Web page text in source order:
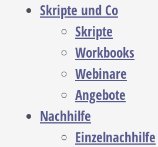
Skripte und Co
Skripte
Workbooks
Webinare
Angebote
Nachhilfe
Einzelnachhilfe